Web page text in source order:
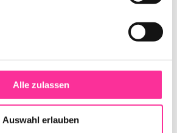
Alle zulassen
Auswahl erlauben